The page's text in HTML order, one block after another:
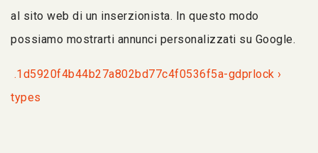
al sito web di un inserzionista. In questo modo
possiamo mostrarti annunci personalizzati su Google.
.1d5920f4b44b27a802bd77c4f0536f5a-gdprlock ›
types